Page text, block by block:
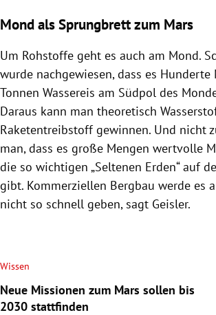
Mond als Sprungbrett zum Mars
Um Rohstoffe geht es auch am Mond.
wurde nachgewiesen, dass es
Tonnen Wassereis am Südpol des
Daraus kann man theoretisch
Raketentreibstoff gewinnen. Und nicht
man, dass es große Mengen wertvolle
die so wichtigen „Seltenen Erden“ auf
gibt. Kommerziellen Bergbau werde es
nicht so schnell geben, sagt Geisler.
Wissen
Neue Missionen zum Mars sollen bis
2030 stattfinden